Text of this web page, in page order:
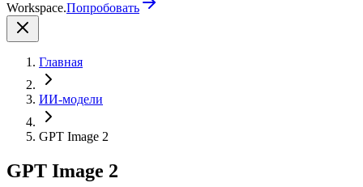
Workspace.Попробовать
Главная
ИИ-модели
GPT Image 2
GPT Image 2